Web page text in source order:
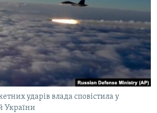
КРИМУ
ударів влада сповістила у
України